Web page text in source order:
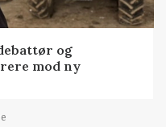
og
mod ny